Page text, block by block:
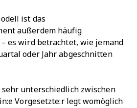
ist das
außerdem häufig
es wird betrachtet, wie jemand
oder Jahr abgeschnitten
unterschiedlich zwischen
Vorgesetzte:r legt womöglich